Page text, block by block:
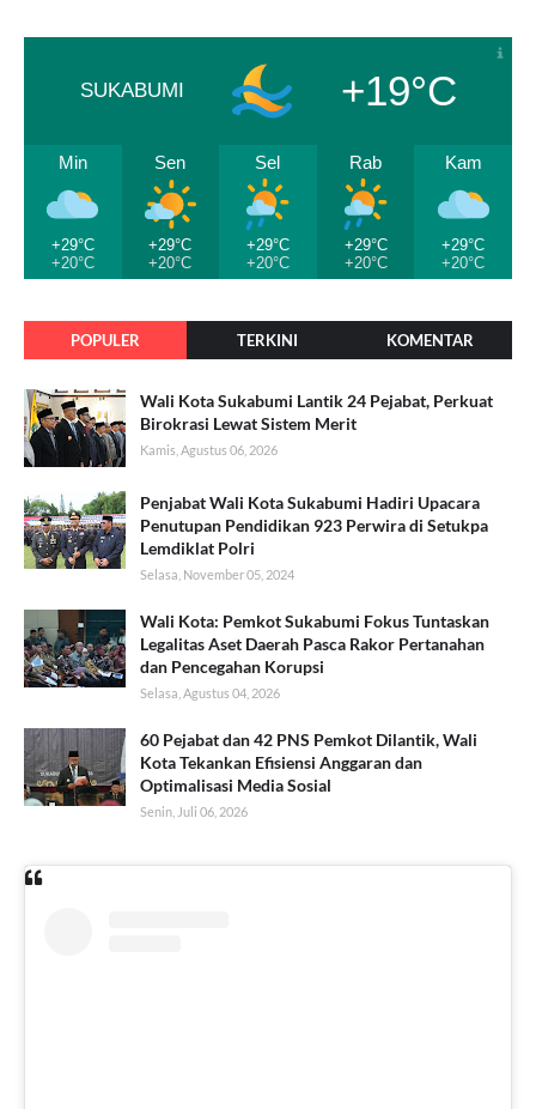
SUKABUMI +19°C
Min
+29°C
+20°C
Sen
+29°C
+20°C
Sel
+29°C
+20°C
Rab
+29°C
+20°C
Kam
+29°C
+20°C
POPULER TERKINI KOMENTAR
Wali Kota Sukabumi Lantik 24 Pejabat, Perkuat
Birokrasi Lewat Sistem Merit
Kamis, Agustus 06, 2026
Penjabat Wali Kota Sukabumi Hadiri Upacara
Penutupan Pendidikan 923 Perwira di Setukpa
Lemdiklat Polri
Selasa, November 05, 2024
Wali Kota: Pemkot Sukabumi Fokus Tuntaskan
Legalitas Aset Daerah Pasca Rakor Pertanahan
dan Pencegahan Korupsi
Selasa, Agustus 04, 2026
60 Pejabat dan 42 PNS Pemkot Dilantik, Wali
Kota Tekankan Efisiensi Anggaran dan
Optimalisasi Media Sosial
Senin, Juli 06, 2026